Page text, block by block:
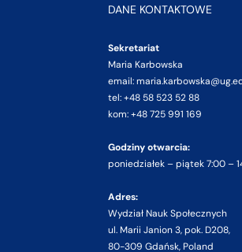
DANE KONTAKTOWE
Sekretariat
Maria Karbowska
email:
tel: +48 58 523 52 88
kom: +48 725 991 169
Godziny otwarcia:
poniedziałek – piątek 7:00 –
Adres:
Wydział Nauk Społecznych
ul. Marii Janion 3, pok. D208,
80-309 Gdańsk, Poland